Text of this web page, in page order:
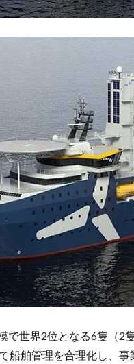
で世界2位となる6隻（
船舶管理を合理化し、